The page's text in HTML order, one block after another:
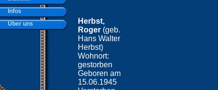
Herbst,
Roger (geb.
Hans Walter
Herbst)
Wohnort:
gestorben
Geboren am
15.06.1945
Infos
Über uns